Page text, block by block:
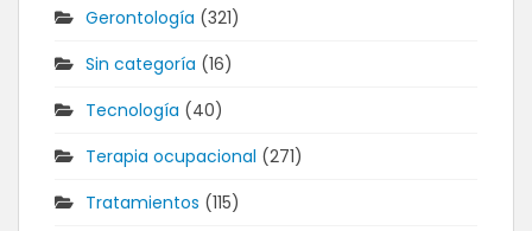
Gerontología (321)
Sin categoría (16)
Tecnología (40)
Terapia ocupacional (271)
Tratamientos (115)